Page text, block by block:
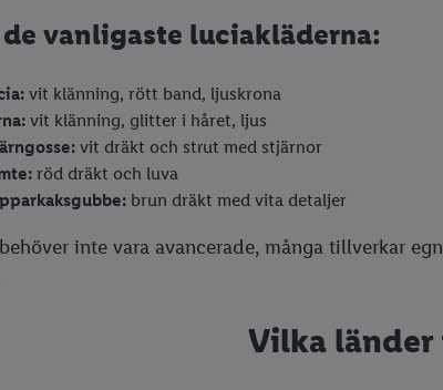
de vanligaste luciakläderna:
vit klänning, rött band, ljuskrona
vit klänning, glitter i håret, ljus
vit dräkt och strut med stjärnor
röd dräkt och luva
brun dräkt med vita detaljer
inte vara avancerade, många tillverkar
Vilka länder